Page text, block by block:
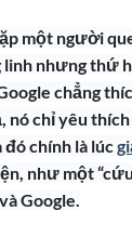
một người
nhưng thứ
chẳng
nó chỉ yêu
đó chính là lúc
như một
Google.